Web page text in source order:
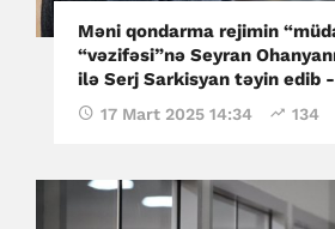
Məni qondarma rejimin
“vəzifəsi”nə Seyran
ilə Serj Sarkisyan təyin edib -
Mnatsakanyan
17 Mart 2025 14:34 134